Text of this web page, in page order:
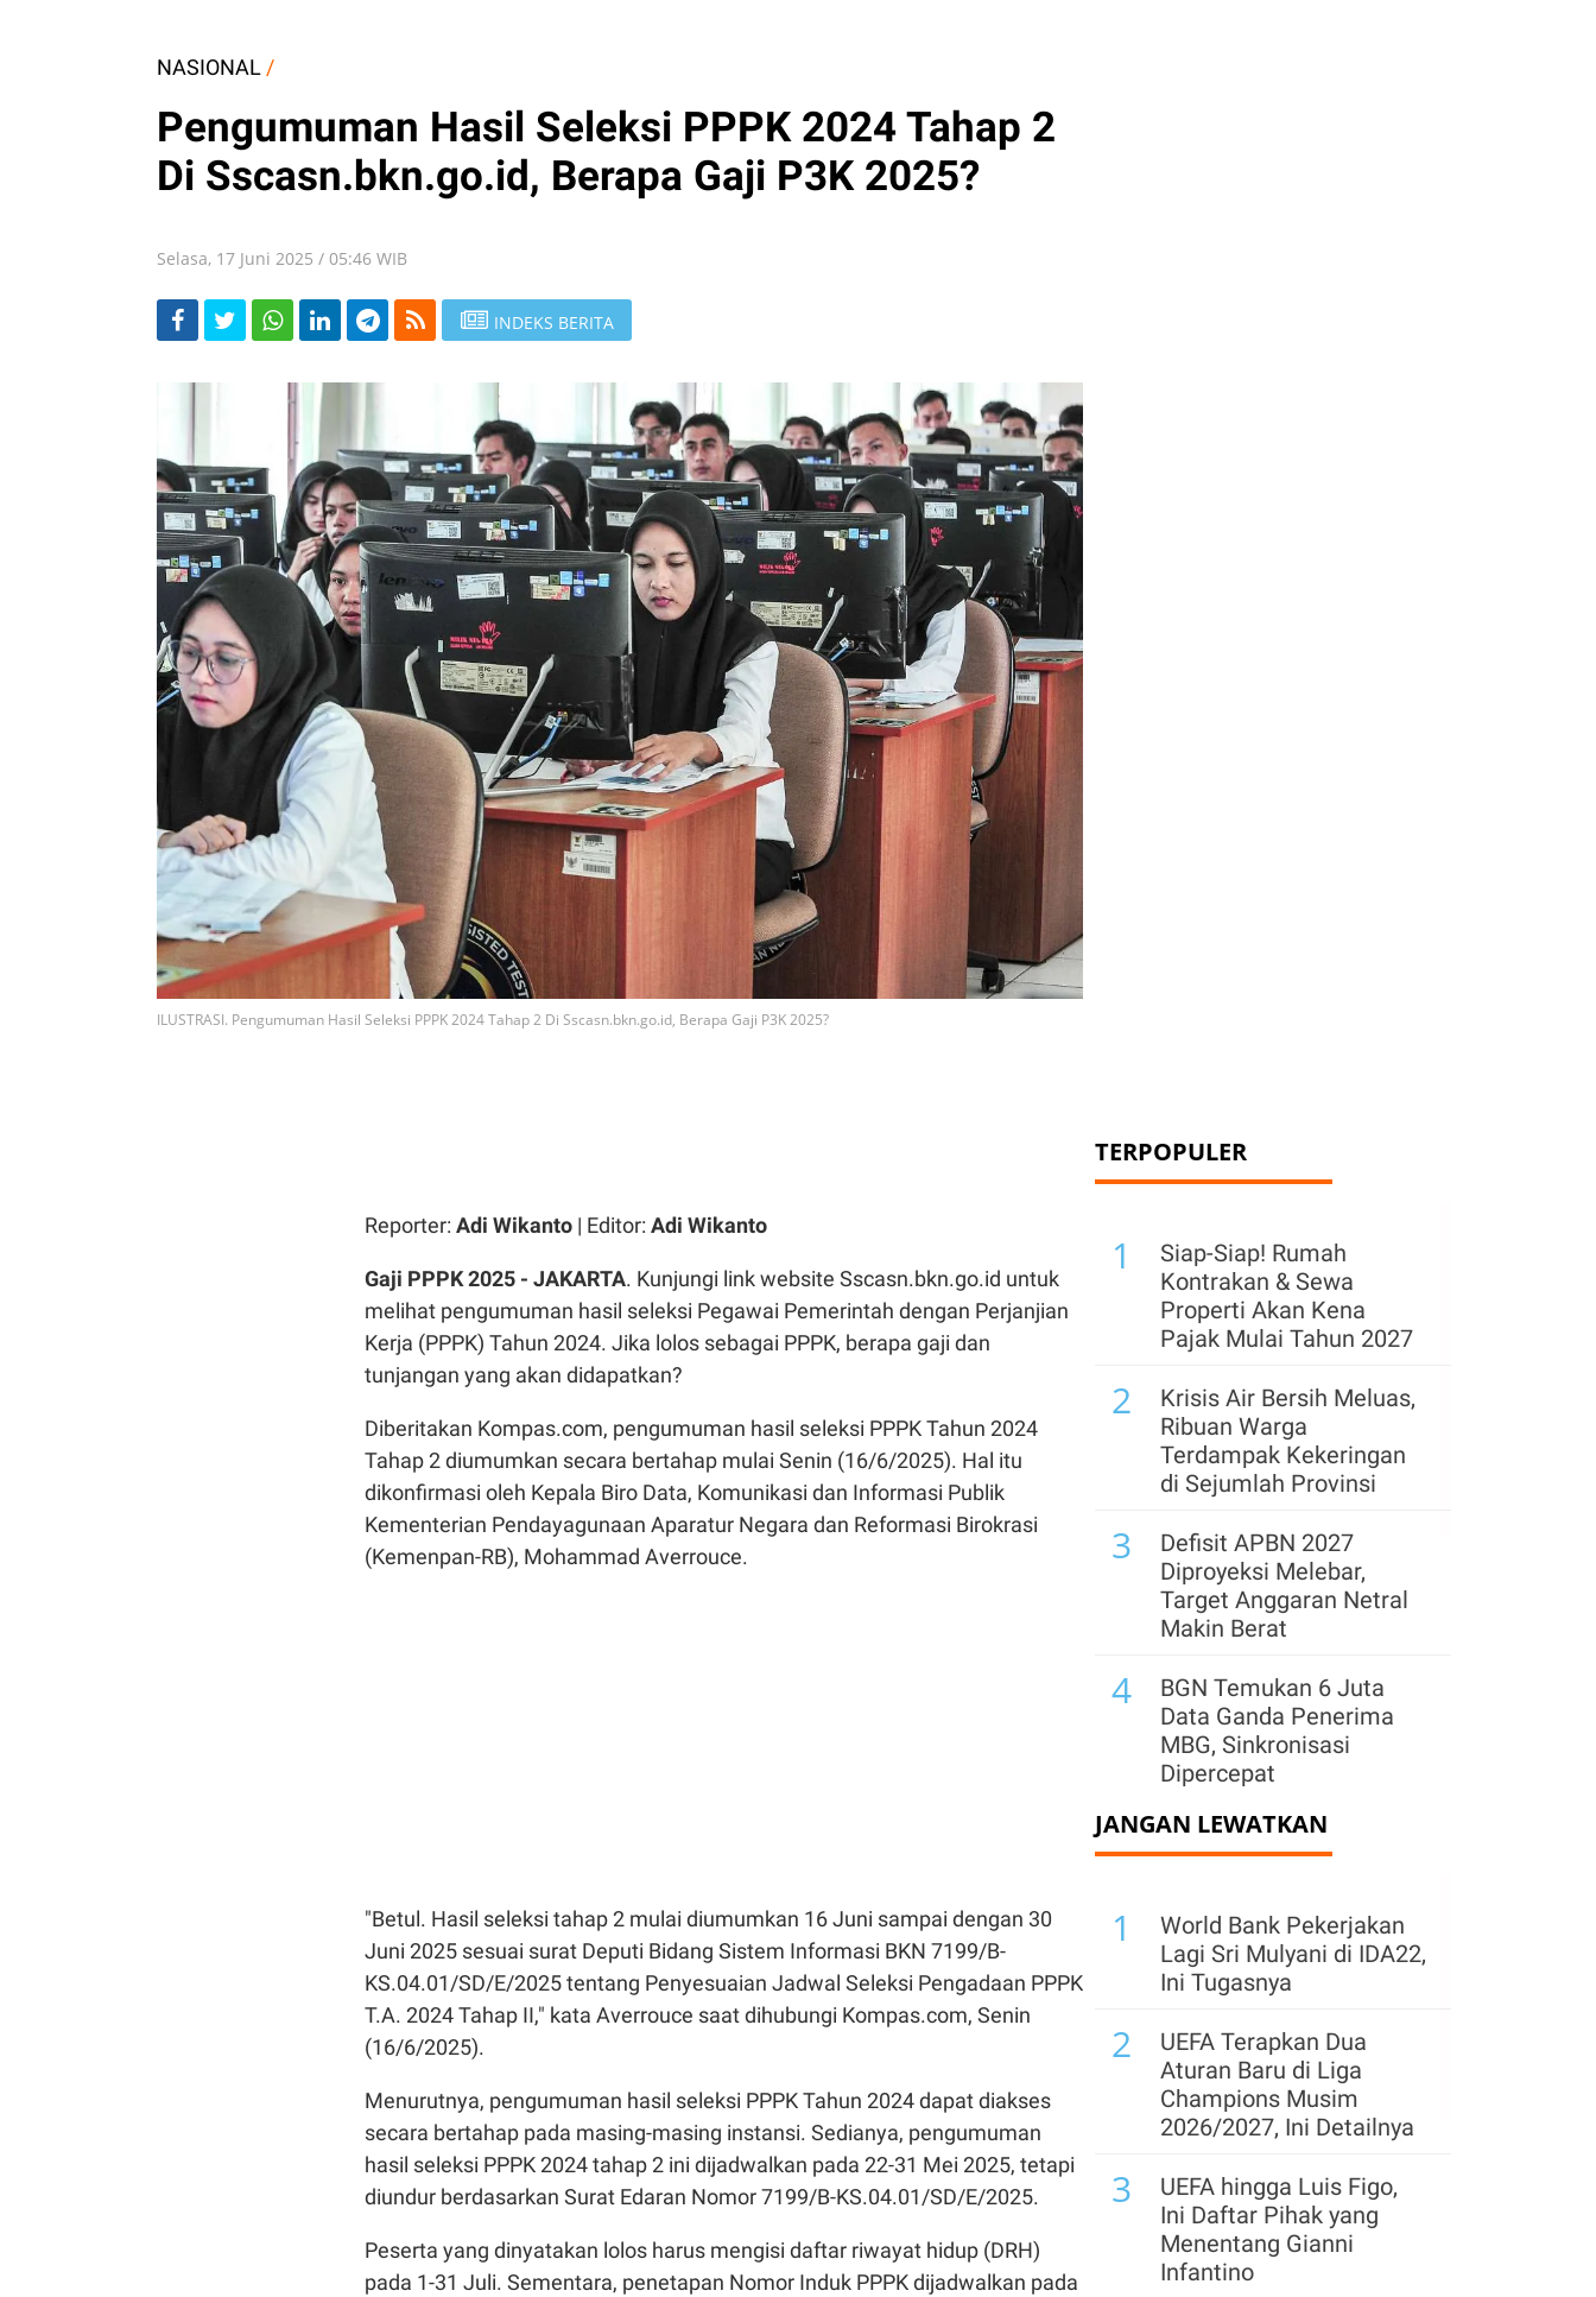
NASIONAL /
Pengumuman Hasil Seleksi PPPK 2024 Tahap 2
Di Sscasn.bkn.go.id, Berapa Gaji P3K 2025?
Selasa, 17 Juni 2025 / 05:46 WIB
INDEKS BERITA
ILUSTRASI. Pengumuman Hasil Seleksi PPPK 2024 Tahap 2 Di Sscasn.bkn.go.id, Berapa Gaji P3K 2025?
Reporter: Adi Wikanto | Editor: Adi Wikanto
Gaji PPPK 2025 - JAKARTA. Kunjungi link website Sscasn.bkn.go.id untuk
melihat pengumuman hasil seleksi Pegawai Pemerintah dengan Perjanjian
Kerja (PPPK) Tahun 2024. Jika lolos sebagai PPPK, berapa gaji dan
tunjangan yang akan didapatkan?
Diberitakan Kompas.com, pengumuman hasil seleksi PPPK Tahun 2024
Tahap 2 diumumkan secara bertahap mulai Senin (16/6/2025). Hal itu
dikonfirmasi oleh Kepala Biro Data, Komunikasi dan Informasi Publik
Kementerian Pendayagunaan Aparatur Negara dan Reformasi Birokrasi
(Kemenpan-RB), Mohammad Averrouce.
"Betul. Hasil seleksi tahap 2 mulai diumumkan 16 Juni sampai dengan 30
Juni 2025 sesuai surat Deputi Bidang Sistem Informasi BKN 7199/B-
KS.04.01/SD/E/2025 tentang Penyesuaian Jadwal Seleksi Pengadaan PPPK
T.A. 2024 Tahap II," kata Averrouce saat dihubungi Kompas.com, Senin
(16/6/2025).
Menurutnya, pengumuman hasil seleksi PPPK Tahun 2024 dapat diakses
secara bertahap pada masing-masing instansi. Sedianya, pengumuman
hasil seleksi PPPK 2024 tahap 2 ini dijadwalkan pada 22-31 Mei 2025, tetapi
diundur berdasarkan Surat Edaran Nomor 7199/B-KS.04.01/SD/E/2025.
Peserta yang dinyatakan lolos harus mengisi daftar riwayat hidup (DRH)
pada 1-31 Juli. Sementara, penetapan Nomor Induk PPPK dijadwalkan pada
TERPOPULER
1
Siap-Siap! Rumah
Kontrakan & Sewa
Properti Akan Kena
Pajak Mulai Tahun 2027
2
Krisis Air Bersih Meluas,
Ribuan Warga
Terdampak Kekeringan
di Sejumlah Provinsi
3
Defisit APBN 2027
Diproyeksi Melebar,
Target Anggaran Netral
Makin Berat
4
BGN Temukan 6 Juta
Data Ganda Penerima
MBG, Sinkronisasi
Dipercepat
5
Ekonomi RI Tertinggal di
ASEAN, Investasi Jadi
Pertumbuhan 6%
Resmi, Ini Link Download
Logo HUT Ke-81 RI PNG
Resmi & Pedoman
Penggunaannya
Kementerian ESDM
96,26 Triliun hingga Juli
2026
JANGAN LEWATKAN
1
World Bank Pekerjakan
Lagi Sri Mulyani di IDA22,
Ini Tugasnya
2
UEFA Terapkan Dua
Aturan Baru di Liga
Champions Musim
2026/2027, Ini Detailnya
3
UEFA hingga Luis Figo,
Ini Daftar Pihak yang
Menentang Gianni
Infantino